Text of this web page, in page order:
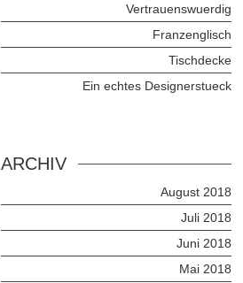
Vertrauenswuerdig
Franzenglisch
Tischdecke
Ein echtes Designerstueck
ARCHIV
August 2018
Juli 2018
Juni 2018
Mai 2018